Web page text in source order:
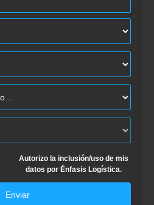
Autorizo la inclusión/uso de mis
datos por Énfasis Logística.
Enviar